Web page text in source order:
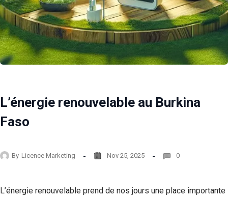
L’énergie renouvelable au Burkina
Faso
By Licence Marketing Nov 25, 2025 0
L’énergie renouvelable prend de nos jours une place importante